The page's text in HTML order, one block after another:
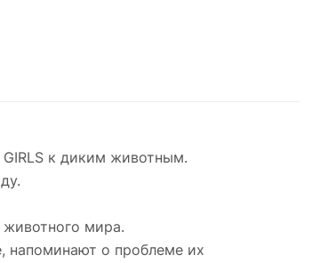
к диким животным.
мира.
напоминают о проблеме их